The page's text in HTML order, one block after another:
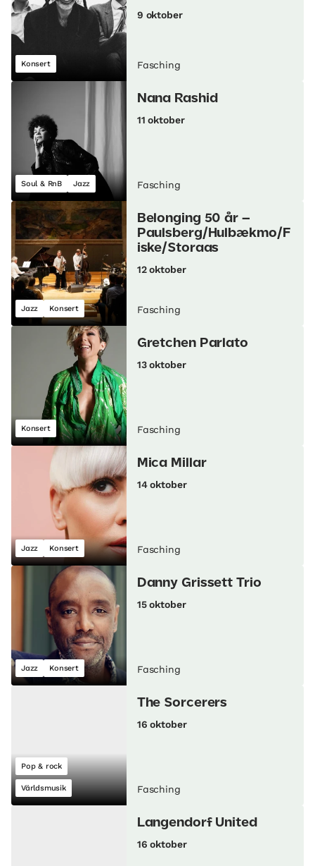
Konsert
9 oktober
Fasching
Soul & RnB Jazz
Nana Rashid
11 oktober
Fasching
Jazz Konsert
Belonging 50 år –
Paulsberg/Hulbækmo/F
iske/Storaas
12 oktober
Fasching
Konsert
Gretchen Parlato
13 oktober
Fasching
Jazz Konsert
Mica Millar
14 oktober
Fasching
Jazz Konsert
Danny Grissett Trio
15 oktober
Fasching
Pop & rock
Världsmusik
The Sorcerers
16 oktober
Fasching
Langendorf United
16 oktober